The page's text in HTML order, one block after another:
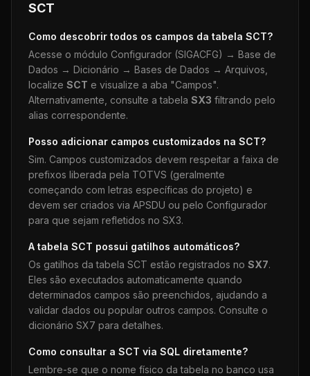
SCT
Como descobrir todos os campos da tabela SCT?
Acesse o módulo Configurador (SIGACFG) → Base de
Dados → Dicionário → Bases de Dados → Arquivos,
localize SCT e visualize a aba "Campos".
Alternativamente, consulte a tabela SX3 filtrando pelo
alias correspondente.
Posso adicionar campos customizados na SCT?
Sim. Campos customizados devem respeitar a faixa de
prefixos liberada pela TOTVS (geralmente
começando com letras específicas do projeto) e
devem ser criados via APSDU ou pelo Configurador
para que sejam refletidos no SX3.
A tabela SCT possui gatilhos automáticos?
Os gatilhos da tabela SCT estão registrados no SX7.
Eles são executados automaticamente quando
determinados campos são preenchidos, ajudando a
validar dados ou popular outros campos. Consulte o
dicionário SX7 para detalhes.
Como consultar a SCT via SQL diretamente?
Lembre-se que o nome físico da tabela no banco usa